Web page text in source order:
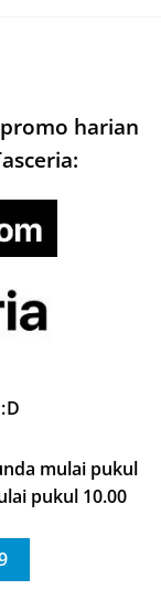
harian
mulai pukul
pukul 10.00